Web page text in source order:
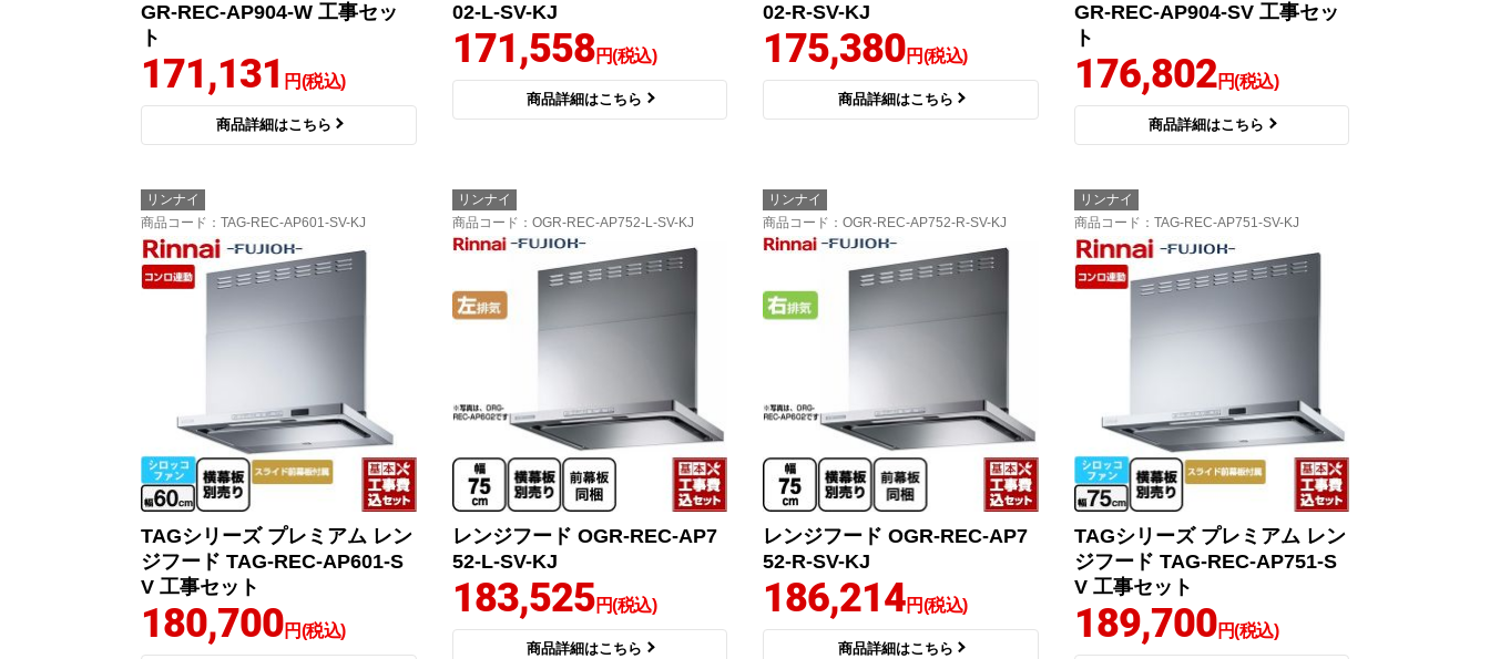
GR-REC-AP904-W 工事セッ
ト
171,131 円(税込)
商品詳細はこちら
02-L-SV-KJ
171,558円(税込)
商品詳細はこちら
02-R-SV-KJ
175,380円(税込)
商品詳細はこちら
GR-REC-AP904-SV 工事セッ
ト
176,802円(税込)
商品詳細はこちら
リンナイ
商品コード ：TAG-REC-AP601-SV-KJ
TAGシリーズ プレミアム レン
ジフード TAG-REC-AP601-S
V 工事セット
180,700円(税込)
リンナイ
商品コード ：OGR-REC-AP752-L-SV-KJ
レンジフード OGR-REC-AP7
52-L-SV-KJ
183,525円(税込)
商品詳細はこちら
リンナイ
商品コード ：OGR-REC-AP752-R-SV-KJ
レンジフード OGR-REC-AP7
52-R-SV-KJ
186,214円(税込)
商品詳細はこちら
リンナイ
商品コード ：TAG-REC-AP751-SV-KJ
TAGシリーズ プレミアム レン
ジフード TAG-REC-AP751-S
V 工事セット
189,700円(税込)